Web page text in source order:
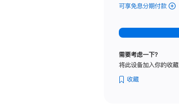
可享免息分期付款
-
纳
理
需要考虑一下？
将此设备加入你的收藏
收藏